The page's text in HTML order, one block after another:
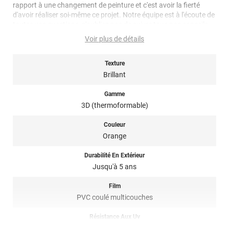
rapport à une changement de peinture et c'est avoir la fierté
d'avoir réaliser soi-même ce projet. Notre équipe est à l'écoute de
de pose pour réussir l'application de ce
covering orange glossy
film de coveringdispose d’une finition 3D, c’est-à-
(décapeur thermique ou sèche-cheveux), il est conseillé dans la
pose de covering sur tout type de surface, planes à très
partiel coveringcomme des rétroviseurs par
exemple. Un doute ? N’hésitez pas à contacter notre équipe pour
Voir plus de détails
Texture
Brillant
Gamme
3D (thermoformable)
Couleur
Orange
Durabilité En Extérieur
Jusqu'à 5 ans
Film
PVC coulé multicouches
Résistance Aux Uv